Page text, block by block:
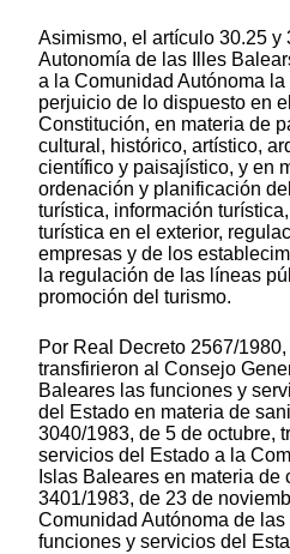
Asimismo, el artículo 30.25 y
Autonomía de las Illes
a la Comunidad Autónoma
perjuicio de lo dispuesto en
Constitución, en materia de
cultural, histórico, artístico,
científico y paisajístico, y en
ordenación y planificación
turística, información
turística en el exterior,
empresas y de los
la regulación de las líneas
promoción del turismo.
Por Real Decreto 2567/
transfirieron al Consejo
Baleares las funciones y
del Estado en materia de
3040/1983, de 5 de octubre,
servicios del Estado a la
Islas Baleares en materia
3401/1983, de 23 de
Comunidad Autónoma de
funciones y servicios del